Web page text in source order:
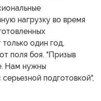
нагрузку во время
один год,
поля боя. "Призыв
Нам нужны
подготовкой",